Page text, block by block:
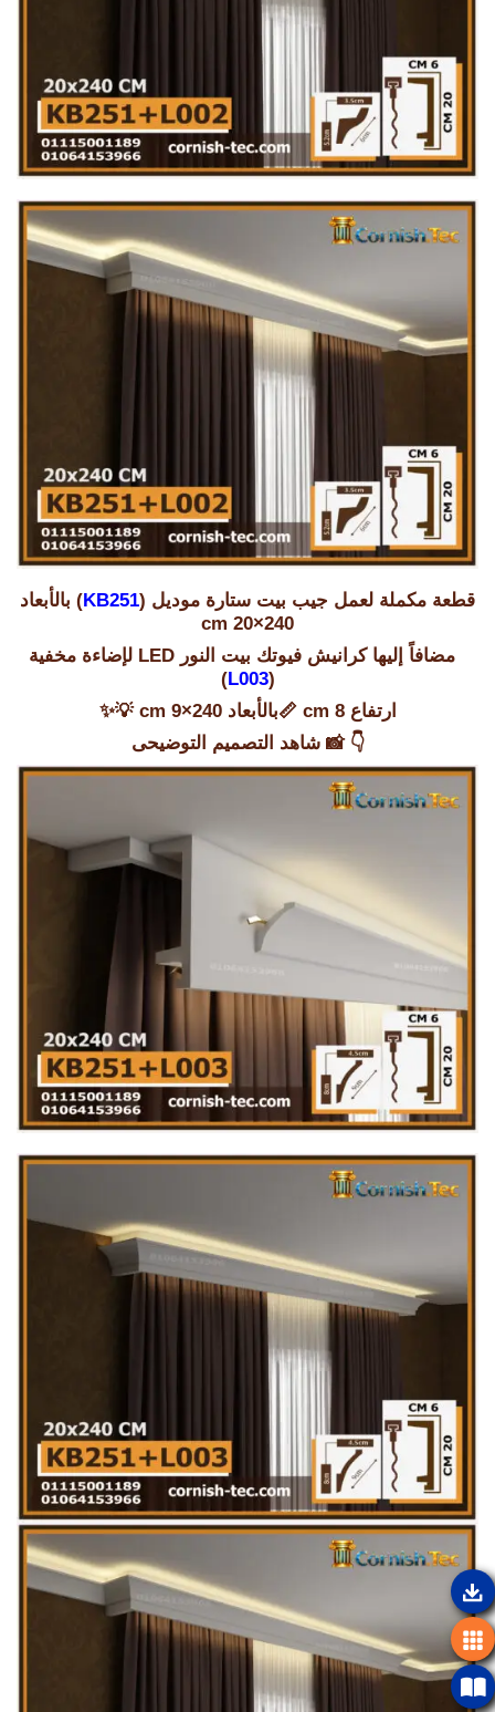
قطعة مكملة لعمل جيب بيت ستارة موديل (KB251) بالأبعاد
240×20 cm
مضافاً إليها كرانيش فيوتك بيت النور LED لإضاءة مخفية
(
L003
)
ارتفاع 8 cm 📏بالأبعاد 240×9 cm 💡✨
👇 📸شاهد التصميم التوضيحى